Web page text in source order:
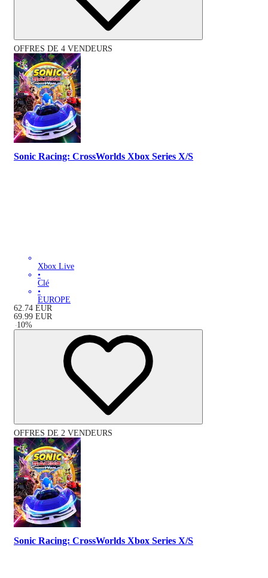
OFFRES DE 4 VENDEURS
Sonic Racing: CrossWorlds Xbox Series X/S
Xbox Live
•
Clé
•
EUROPE
62.74 EUR
69.99 EUR
-10%
OFFRES DE 2 VENDEURS
Sonic Racing: CrossWorlds Xbox Series X/S